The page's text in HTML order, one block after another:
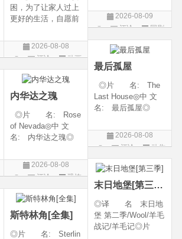
陆◎类 别 传记
/ 历史 / 古装◎语
上映日期 2026-07-
20(中国大陆)◎
2026-08-09
评论
国剧
困，为了让家人过上
更好的生活，自愿前
核，最终被墨大夫收
入门下。 墨大夫一
养、传授医术，让韩
立对他非常感激，但
随着一同入
2026-08-08
评论
动画
片
最后孤屋
◎片 名: The
Last House◎中 文
名: 最后孤屋◎
Eleven Eight One S
even◎年 代: 2
国 / 法国 / 美国◎
类 别: 动作 /
2026-08-08
评论
动作
片
内华达之瑰
◎片 名: Rose
of Nevada◎中 文
名: 内华达之瑰◎
玫瑰 / 英伦转生号
(港) / 谜航(台)◎年
地: 英国◎类
别: 剧情 / 恐
2026-08-08
评论
恐怖
片
末日地堡[第三季]
◎译 名 末日地
堡 第二季/Wool/羊毛
战记/羊毛记◎片
斯特林角[全集]
◎片 名: Sterlin